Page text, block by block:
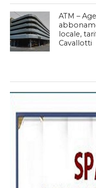
ATM –
locale,
Cavallotti